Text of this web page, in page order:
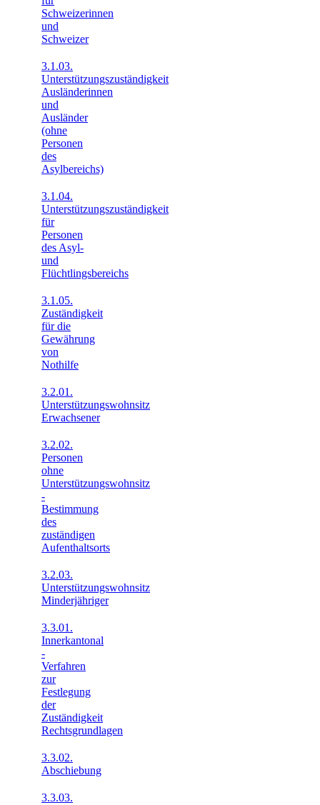
Schweizerinnen
und
Schweizer
3.1.03.
Unterstützungszuständigkeit
Ausländerinnen
und
Ausländer
(ohne
Personen
des
Asylbereichs)
3.1.04.
Unterstützungszuständigkeit
für
Personen
des Asyl-
und
Flüchtlingsbereichs
3.1.05.
Zuständigkeit
für die
Gewährung
von
Nothilfe
3.2.01.
Unterstützungswohnsitz
Erwachsener
3.2.02.
Personen
ohne
Unterstützungswohnsitz
-
Bestimmung
des
zuständigen
Aufenthaltsorts
3.2.03.
Unterstützungswohnsitz
Minderjähriger
3.3.01.
Innerkantonal
-
Verfahren
zur
Festlegung
der
Zuständigkeit
Rechtsgrundlagen
3.3.02.
Abschiebung
3.3.03.